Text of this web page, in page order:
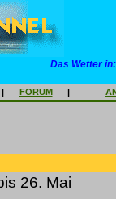
Das Wetter in:
| FORUM |
26. Mai